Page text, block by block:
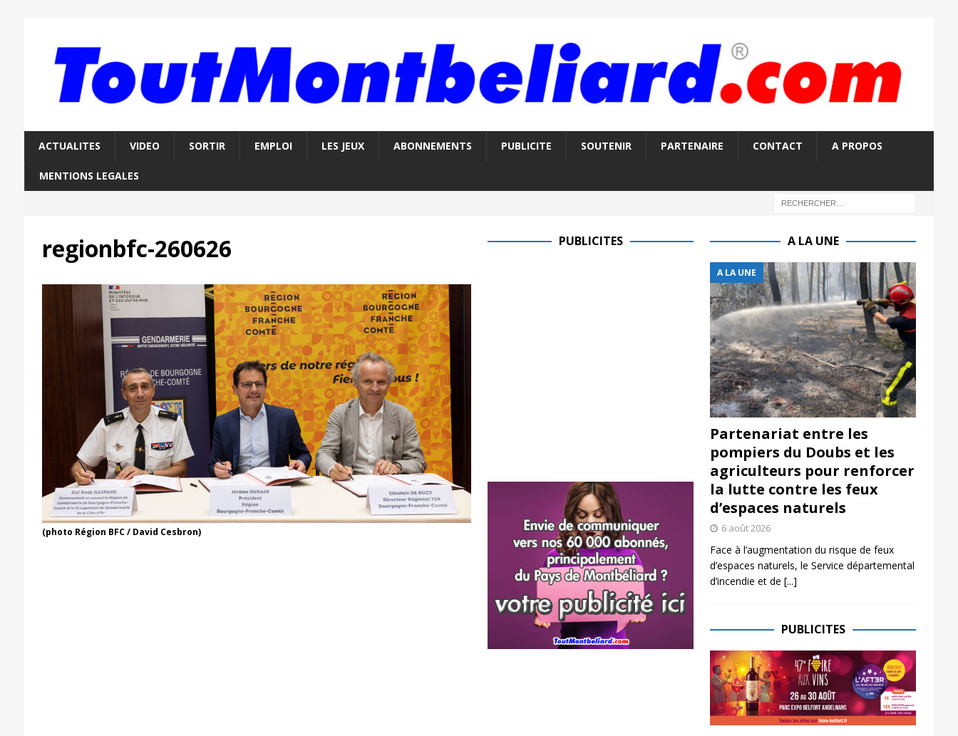
ACTUALITES VIDEO SORTIR EMPLOI LES JEUX ABONNEMENTS PUBLICITE SOUTENIR PARTENAIRE CONTACT A PROPOS
MENTIONS LEGALES
regionbfc-260626
(photo Région BFC / David Cesbron)
PUBLICITES A LA UNE
A LA UNE
Partenariat entre les
pompiers du Doubs et les
agriculteurs pour renforcer
la lutte contre les feux
d’espaces naturels
6 août 2026
Face à l’augmentation du risque de feux
d’espaces naturels, le Service départemental
d’incendie et de [...]
PUBLICITES